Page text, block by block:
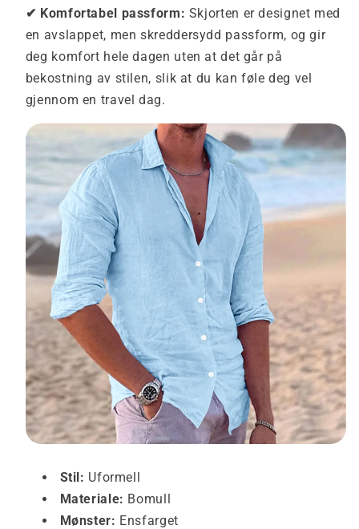
✔ Komfortabel passform: Skjorten er designet med
en avslappet, men skreddersydd passform, og gir
deg komfort hele dagen uten at det går på
bekostning av stilen, slik at du kan føle deg vel
gjennom en travel dag.
Stil: Uformell
Materiale: Bomull
Mønster: Ensfarget